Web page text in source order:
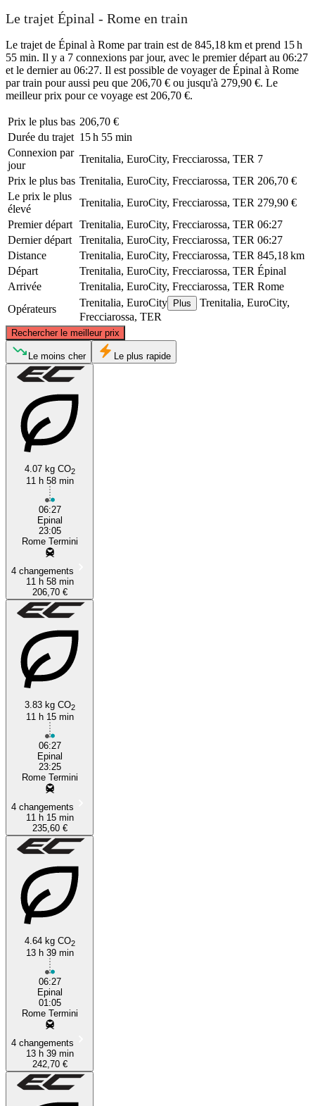
Le trajet Épinal - Rome en train
Le trajet de Épinal à Rome par train est de 845,18 km et prend 15 h
55 min. Il y a 7 connexions par jour, avec le premier départ au 06:27
et le dernier au 06:27. Il est possible de voyager de Épinal à Rome
par train pour aussi peu que 206,70 € ou jusqu'à 279,90 €. Le
meilleur prix pour ce voyage est 206,70 €.
Prix ​​le plus bas 206,70 €
Durée du trajet 15 h 55 min
Connexion par
jour
Trenitalia, EuroCity, Frecciarossa, TER 7
Prix ​​le plus bas Trenitalia, EuroCity, Frecciarossa, TER 206,70 €
Le prix le plus
élevé
Trenitalia, EuroCity, Frecciarossa, TER 279,90 €
Premier départ Trenitalia, EuroCity, Frecciarossa, TER 06:27
Dernier départ
Trenitalia, EuroCity, Frecciarossa, TER 06:27
Distance
Trenitalia, EuroCity, Frecciarossa, TER 845,18 km
Départ
Trenitalia, EuroCity, Frecciarossa, TER Épinal
Arrivée
Trenitalia, EuroCity, Frecciarossa, TER Rome
Opérateurs
Trenitalia, EuroCity Plus
Trenitalia, EuroCity,
Frecciarossa, TER
Rechercher le meilleur prix
Épinal
©
Le moins cher Le plus rapide
4.07 kg CO2
11 h 58 min
06:27
Epinal
23:05
Rome Termini
4 changements
11 h 58 min
206,70 €
3.83 kg CO2
11 h 15 min
06:27
Epinal
23:25
Rome Termini
4 changements
11 h 15 min
235,60 €
4.64 kg CO2
13 h 39 min
06:27
Epinal
01:05
Rome Termini
4 changements
13 h 39 min
242,70 €